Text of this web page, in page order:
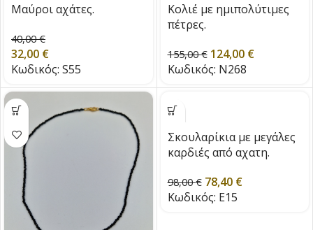
Μαύροι αχάτες.
40,00€
32,00 €
Κωδικός: S55
Κολιέ με ημιπολύτιμες
πέτρες.
155,00€ 124,00 €
Κωδικός: N268
Σκουλαρίκια με μεγάλες
καρδιές από αχατη.
98,00€ 78,40 €
Κωδικός: E15